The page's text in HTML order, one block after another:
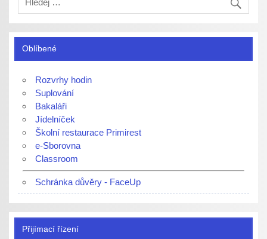
Oblíbené
Rozvrhy hodin
Suplování
Bakaláři
Jídelníček
Školní restaurace Primirest
e-Sborovna
Classroom
Schránka důvěry - FaceUp
Přijímací řízení